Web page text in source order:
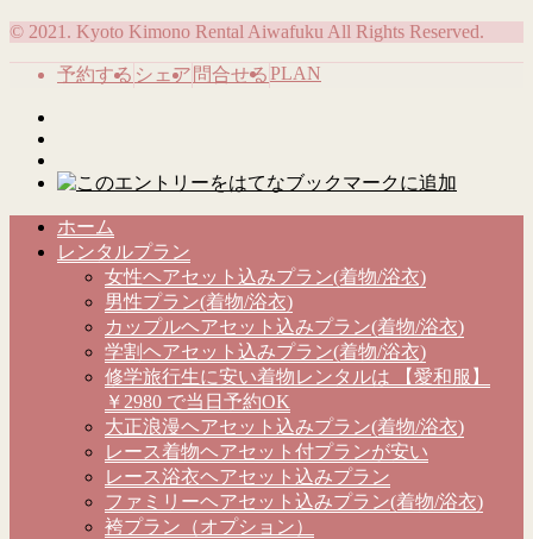
© 2021. Kyoto Kimono Rental Aiwafuku All Rights Reserved.
予約する シェア 問合せるPLAN
ホーム
レンタルプラン
女性ヘアセット込みプラン(着物/浴衣)
男性プラン(着物/浴衣)
カップルヘアセット込みプラン(着物/浴衣)
学割ヘアセット込みプラン(着物/浴衣)
修学旅行生に安い着物レンタルは 【愛和服】
￥2980 で当日予約OK
大正浪漫ヘアセット込みプラン(着物/浴衣)
レース着物ヘアセット付プランが安い
レース浴衣ヘアセット込みプラン
ファミリーヘアセット込みプラン(着物/浴衣)
袴プラン（オプション）